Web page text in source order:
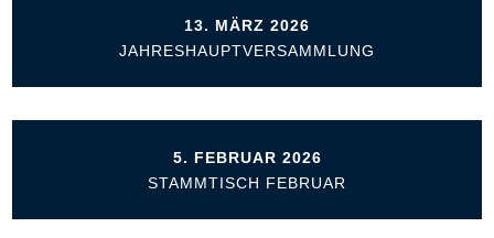
13. MÄRZ 2026
JAHRESHAUPTVERSAMMLUNG
5. FEBRUAR 2026
STAMMTISCH FEBRUAR